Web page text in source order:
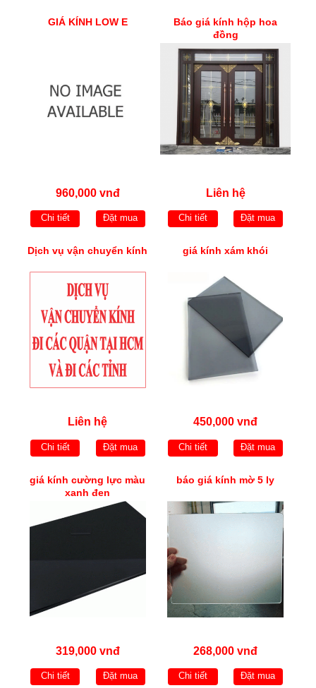
GIÁ KÍNH LOW E
960,000 vnđ
Chi tiết Đặt mua
Báo giá kính hộp hoa
đồng
Liên hệ
Chi tiết Đặt mua
Dịch vụ vận chuyển kính
Liên hệ
Chi tiết Đặt mua
giá kính xám khói
450,000 vnđ
Chi tiết Đặt mua
giá kính cường lực màu
xanh đen
319,000 vnđ
Chi tiết Đặt mua
báo giá kính mờ 5 ly
268,000 vnđ
Chi tiết Đặt mua